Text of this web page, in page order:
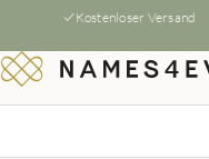
Kostenloser Versand